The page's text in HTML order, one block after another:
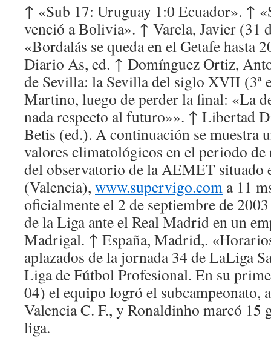
↑ «Sub 17: Uruguay 1:0 Ecuador». ↑
venció a Bolivia». ↑ Varela, Javier (31
«Bordalás se queda en el Getafe hasta
Diario As, ed. ↑ Domínguez Ortiz,
de Sevilla: la Sevilla del siglo XVII (3ª
Martino, luego de perder la final: «La
nada respecto al futuro»». ↑ Libertad
Betis (ed.). A continuación se muestra
valores climatológicos en el periodo
del observatorio de la AEMET situado
(Valencia), www.supervigo.com a 11
oficialmente el 2 de septiembre de
de la Liga ante el Real Madrid en un
Madrigal. ↑ España, Madrid,.
aplazados de la jornada 34 de LaLiga
Liga de Fútbol Profesional. En su
04) el equipo logró el subcampeonato,
Valencia C. F., y Ronaldinho marcó 15
liga.